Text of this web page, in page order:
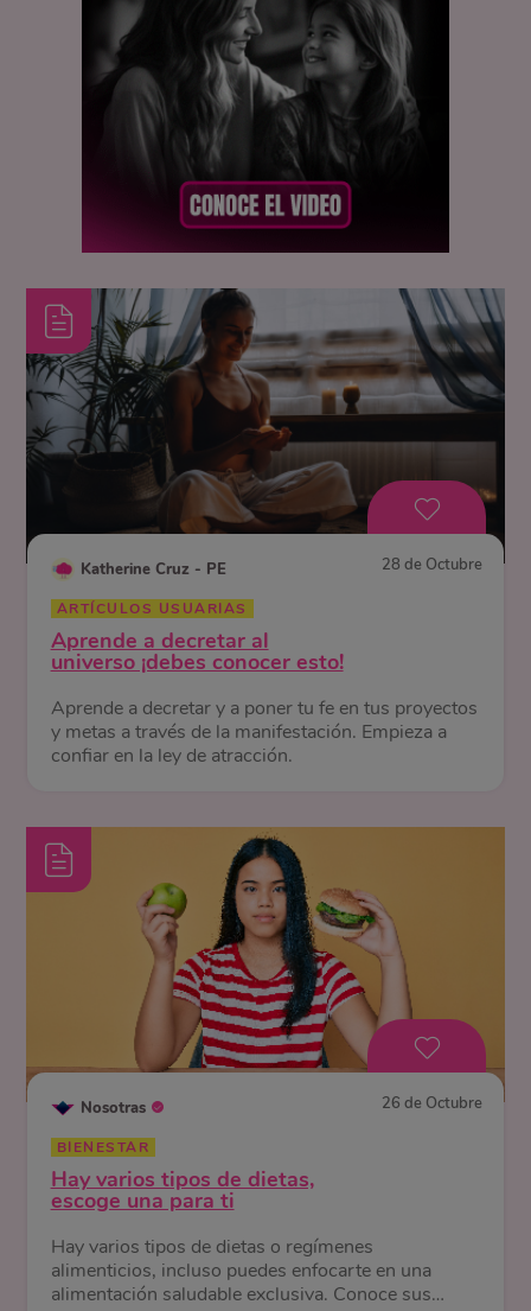
Katherine Cruz - PE 28 de Octubre
ARTÍCULOS USUARIAS
Aprende a decretar al
universo ¡debes conocer esto!
Aprende a decretar y a poner tu fe en tus proyectos
y metas a través de la manifestación. Empieza a
confiar en la ley de atracción.
Nosotras 26 de Octubre
BIENESTAR
Hay varios tipos de dietas,
escoge una para ti
Hay varios tipos de dietas o regímenes
alimenticios, incluso puedes enfocarte en una
alimentación saludable exclusiva. Conoce sus